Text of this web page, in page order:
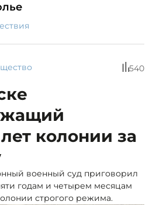
540
колонии за
военный суд приговорил
годам и четырем месяцам
строгого режима.